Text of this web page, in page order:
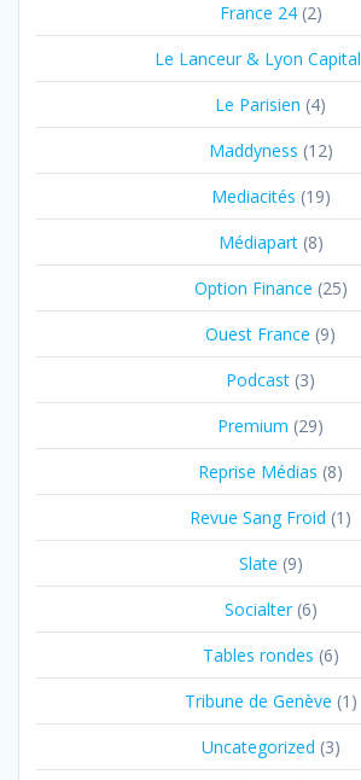
France 24(2)
Le Lanceur & Lyon Capital
Le Parisien (4)
Maddyness (12)
Mediacités (19)
Médiapart(8)
Option Finance (25)
Ouest France (9)
Podcast (3)
Premium (29)
Reprise Médias (8)
Revue Sang Froid (1)
Slate (9)
Socialter(6)
Tables rondes (6)
Tribune de Genève (1)
Uncategorized (3)